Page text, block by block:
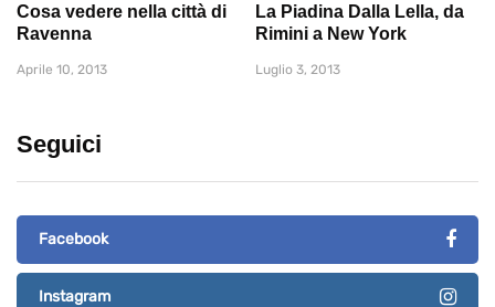
Cosa vedere nella città di
Ravenna
Aprile 10, 2013
La Piadina Dalla Lella, da
Rimini a New York
Luglio 3, 2013
Seguici
Facebook
Instagram